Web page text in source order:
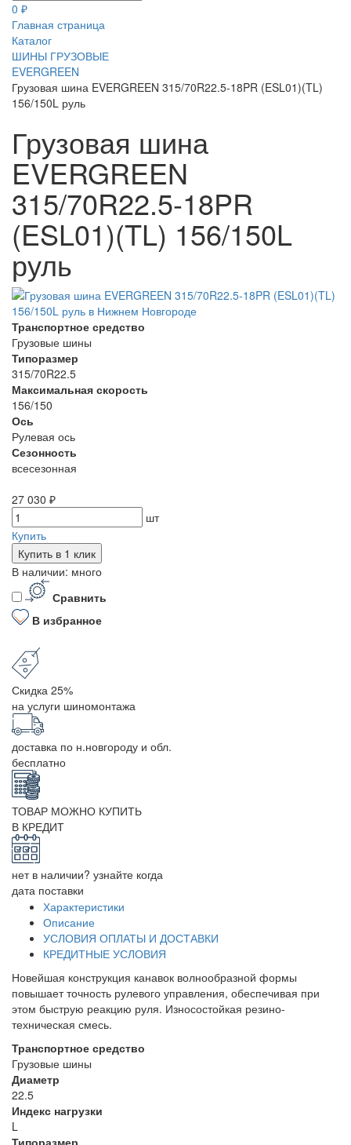
0 ₽
Главная страница
Каталог
ШИНЫ ГРУЗОВЫЕ
EVERGREEN
Грузовая шина EVERGREEN 315/70R22.5-18PR (ESL01)(TL)
156/150L руль
Грузовая шина
EVERGREEN
315/70R22.5-18PR
(ESL01)(TL) 156/150L
руль
Транспортное средство
Грузовые шины
Типоразмер
315/70R22.5
Максимальная скорость
156/150
Ось
Рулевая ось
Сезонность
всесезонная
27 030 ₽
шт
Купить
Купить в 1 клик
В наличии: много
Сравнить
В избранное
Скидка 25%
на услуги шиномонтажа
доставка по н.новгороду и обл.
бесплатно
ТОВАР МОЖНО КУПИТЬ
В КРЕДИТ
нет в наличии? узнайте когда
дата поставки
Характеристики
Описание
УСЛОВИЯ ОПЛАТЫ И ДОСТАВКИ
КРЕДИТНЫЕ УСЛОВИЯ
Новейшая конструкция канавок волнообразной формы
повышает точность рулевого управления, обеспечивая при
этом быструю реакцию руля. Износостойкая резино-
техническая смесь.
Транспортное средство
Грузовые шины
Диаметр
22.5
Индекс нагрузки
L
Типоразмер